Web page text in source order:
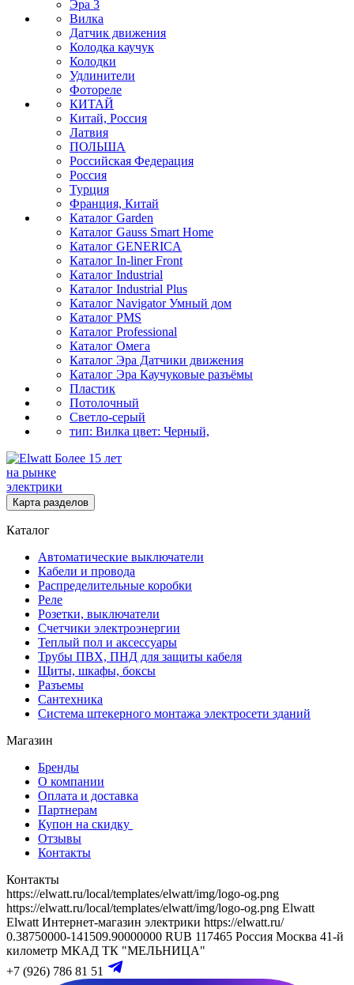
Эра 3
Вилка
Датчик движения
Колодка каучук
Колодки
Удлинители
Фотореле
КИТАЙ
Китай, Россия
Латвия
ПОЛЬША
Российская Федерация
Россия
Турция
Франция, Китай
Каталог Garden
Каталог Gauss Smart Home
Каталог GENERICA
Каталог In-liner Front
Каталог Industrial
Каталог Industrial Plus
Каталог Navigator Умный дом
Каталог PMS
Каталог Professional
Каталог Омега
Каталог Эра Датчики движения
Каталог Эра Каучуковые разъёмы
Пластик
Потолочный
Светло-серый
тип: Вилка цвет: Черный,
Более 15 лет
на рынке
электрики
Карта разделов
Каталог
Автоматические выключатели
Кабели и провода
Распределительные коробки
Реле
Розетки, выключатели
Счетчики электроэнергии
Теплый пол и аксессуары
Трубы ПВХ, ПНД для защиты кабеля
Щиты, шкафы, боксы
Разъемы
Сантехника
Система штекерного монтажа электросети зданий
Магазин
Бренды
О компании
Оплата и доставка
Партнерам
Купон на скидку
Отзывы
Контакты
Контакты
https://elwatt.ru/local/templates/elwatt/img/logo-og.png
https://elwatt.ru/local/templates/elwatt/img/logo-og.png Elwatt
Elwatt Интернет-магазин электрики https://elwatt.ru/
0.38750000-141509.90000000 RUB 117465 Россия Москва 41-й
километр МКАД ТК "МЕЛЬНИЦА"
+7 (926) 786 81 51